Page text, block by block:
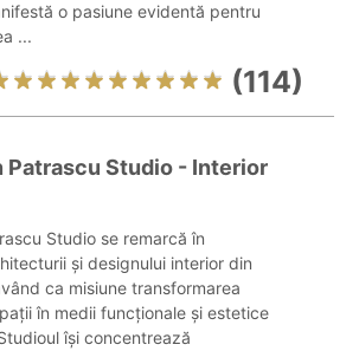
o pasiune evidentă pentru
...
(114)
Patrascu Studio - Interior
Studio se remarcă în
și designului interior din
ca misiune transformarea
în medii funcționale și estetice
își concentrează